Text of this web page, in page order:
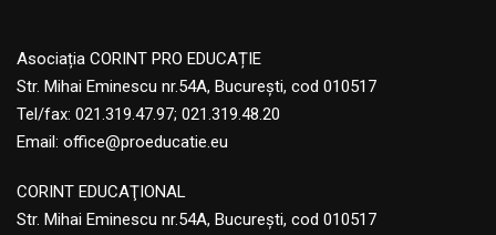
Asociația CORINT PRO EDUCAȚIE
Str. Mihai Eminescu nr.54A, București, cod 010517
Tel/fax: 021.319.47.97; 021.319.48.20
Email: office@proeducatie.eu
CORINT EDUCAŢIONAL
Str. Mihai Eminescu nr.54A, Bucureşti, cod 010517